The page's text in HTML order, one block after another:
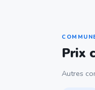
Prix
Autres